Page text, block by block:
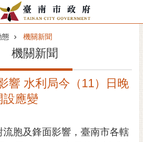
態 機關新聞
機關新聞
響 水利局今（11）日晚
設應變
胞及鋒面影響，臺南市各轄